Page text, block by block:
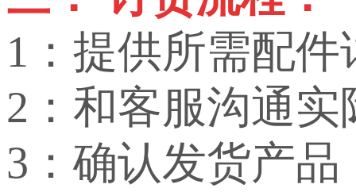
1：提供所需配
2：和客服沟通实
3：确认发货产品